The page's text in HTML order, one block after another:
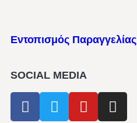
Εντοπισμός Παραγγελίας
SOCIAL MEDIA